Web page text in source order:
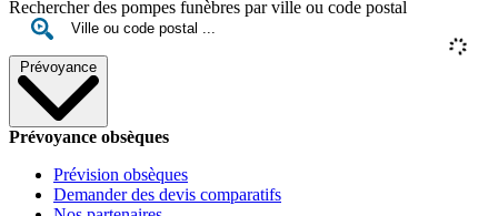
Rechercher des pompes funèbres par ville ou code postal
Prévoyance
Prévoyance obsèques
Prévision obsèques
Demander des devis comparatifs